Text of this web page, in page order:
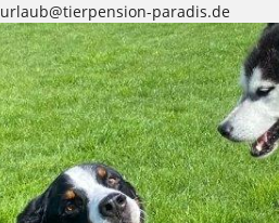
urlaub@tierpension-paradis.de